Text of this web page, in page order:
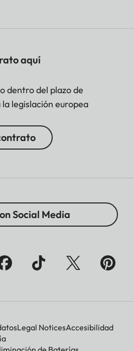
aquí
dentro del plazo de
legislación europea
Social Media
Legal NoticesAccesibilidad